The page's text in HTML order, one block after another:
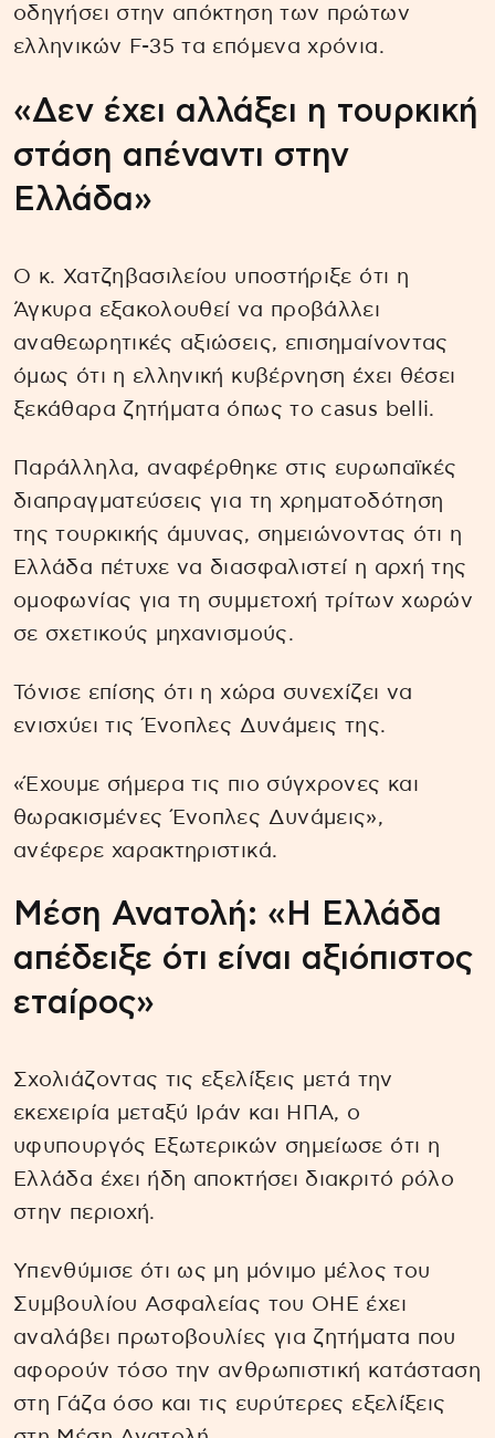
οδηγήσει στην απόκτηση των πρώτων
ελληνικών F-35 τα επόμενα χρόνια.
«Δεν έχει αλλάξει η τουρκική
στάση απέναντι στην
Ελλάδα»
Ο κ. Χατζηβασιλείου υποστήριξε ότι η
Άγκυρα εξακολουθεί να προβάλλει
αναθεωρητικές αξιώσεις, επισημαίνοντας
όμως ότι η ελληνική κυβέρνηση έχει θέσει
ξεκάθαρα ζητήματα όπως το casus belli.
Παράλληλα, αναφέρθηκε στις ευρωπαϊκές
διαπραγματεύσεις για τη χρηματοδότηση
της τουρκικής άμυνας, σημειώνοντας ότι η
Ελλάδα πέτυχε να διασφαλιστεί η αρχή της
ομοφωνίας για τη συμμετοχή τρίτων χωρών
σε σχετικούς μηχανισμούς.
Τόνισε επίσης ότι η χώρα συνεχίζει να
ενισχύει τις Ένοπλες Δυνάμεις της.
«Έχουμε σήμερα τις πιο σύγχρονες και
θωρακισμένες Ένοπλες Δυνάμεις»,
ανέφερε χαρακτηριστικά.
Μέση Ανατολή: «Η Ελλάδα
απέδειξε ότι είναι αξιόπιστος
εταίρος»
Σχολιάζοντας τις εξελίξεις μετά την
εκεχειρία μεταξύ Ιράν και ΗΠΑ, ο
υφυπουργός Εξωτερικών σημείωσε ότι η
Ελλάδα έχει ήδη αποκτήσει διακριτό ρόλο
στην περιοχή.
Υπενθύμισε ότι ως μη μόνιμο μέλος του
Συμβουλίου Ασφαλείας του ΟΗΕ έχει
αναλάβει πρωτοβουλίες για ζητήματα που
αφορούν τόσο την ανθρωπιστική κατάσταση
στη Γάζα όσο και τις ευρύτερες εξελίξεις